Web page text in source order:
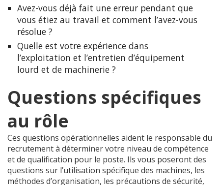
Avez-vous déjà fait une erreur pendant que
vous étiez au travail et comment l’avez-vous
résolue ?
Quelle est votre expérience dans
l’exploitation et l’entretien d’équipement
lourd et de machinerie ?
Questions spécifiques
au rôle
Ces questions opérationnelles aident le responsable du
recrutement à déterminer votre niveau de compétence
et de qualification pour le poste. Ils vous poseront des
questions sur l’utilisation spécifique des machines, les
méthodes d’organisation, les précautions de sécurité,